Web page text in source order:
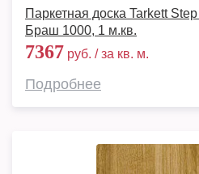
Паркетная доска Tarkett
Браш 1000, 1 м.кв.
7367 руб. / за кв. м.
Подробнее